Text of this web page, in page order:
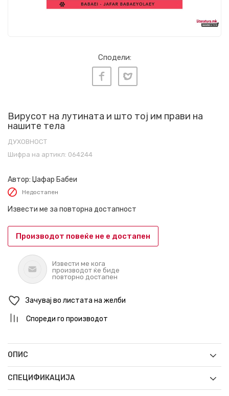
Сподели:
Вирусот на лутината и што тој им прави на
нашите тела
ДУХОВНОСТ
Шифра на артикл: 064244
Автор: Џафар Бабеи
Недостапен
Извести ме за повторна достапност
Производот повеќе не е достапен
Извести ме кога
производот ќе биде
повторно достапен
Зачувај во листата на желби
Спореди го производот
ОПИС
СПЕЦИФИКАЦИЈА